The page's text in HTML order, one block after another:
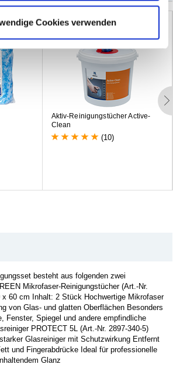
Cookies verwenden
Neu
Aktiv-ReinigungstücherActive-
C ean
(10)
besteht aus folgenden zwei
Mikrofaser-Reinigungstücher (Art.-Nr.
x 60 cm Inhalt: 2 Stück Hochwertige Mikrofaser
von Glas- und glatten Oberflächen Besonders
Fenster, Spiegel und andere empfindliche
PROTECT 5L (Art.-Nr. 2897-340-5)
Glasreiniger mit Schutzwirkung Entfernt
und Fingerabdrücke Ideal für professionelle
Glanz